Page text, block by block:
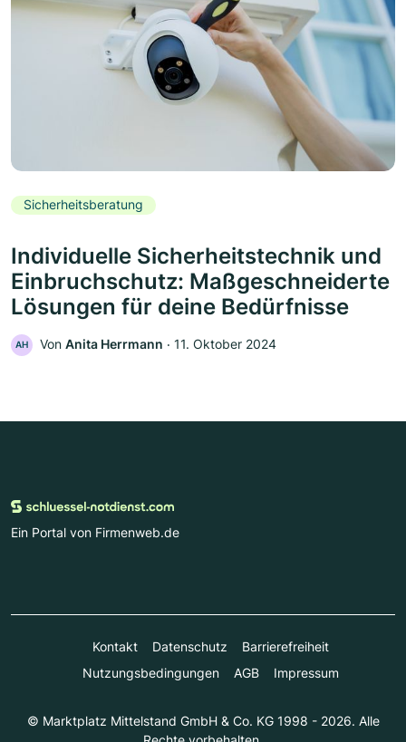
Sicherheitsberatung
Individuelle Sicherheitstechnik und
Einbruchschutz: Maßgeschneiderte
Lösungen für deine Bedürfnisse
AH Von Anita Herrmann ‧ 11. Oktober 2024
Ein Portal von Firmenweb.de
Kontakt Datenschutz
Barrierefreiheit
Nutzungsbedingungen
AGB Impressum
© Marktplatz Mittelstand GmbH & Co. KG 1998 - 2026. Alle